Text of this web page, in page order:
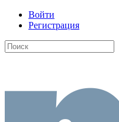
Войти
Регистрация